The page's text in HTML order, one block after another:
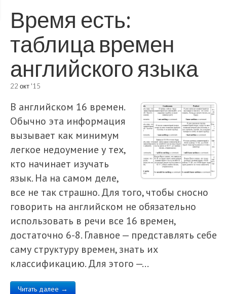
Время есть:
таблица времен
английского языка
22 окт '15
В английском 16 времен.
Обычно эта информация
вызывает как минимум
легкое недоумение у тех,
кто начинает изучать
язык. На на самом деле,
все не так страшно. Для того, чтобы сносно
говорить на английском не обязательно
использовать в речи все 16 времен,
достаточно 6-8. Главное — представлять себе
саму структуру времен, знать их
классификацию. Для этого —…
Читать далее →